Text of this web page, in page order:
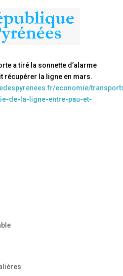
a tiré la sonnette d’alarme
récupérer la ligne en mars.
economie/
de-la-ligne-entre-pau-et-